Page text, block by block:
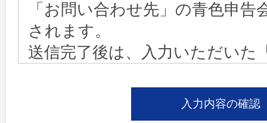
「お問い合わせ先」の青色申告
されます。
送信完了後は、入力いただいた
時間が経っても「資料請求完了